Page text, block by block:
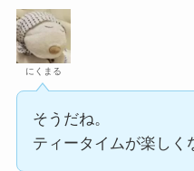
にくまる
そうだね。
ティータイムが楽しく